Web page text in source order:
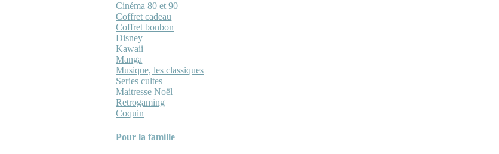
Cinéma 80 et 90
Coffret cadeau
Coffret bonbon
Disney
Kawaii
Manga
Musique, les classiques
Series cultes
Maitresse Noël
Retrogaming
Coquin
Pour la famille